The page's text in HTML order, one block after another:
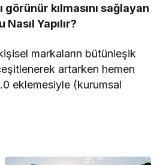
kılmasını sağlayan
Yapılır?
markaların bütünleşik
artarken hemen
eklemesiyle (kurumsal